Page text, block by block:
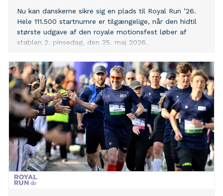
Nu kan danskerne sikre sig en plads til Royal Run ’26.
Hele 111.500 startnumre er tilgængelige, når den hidtil
største udgave af den royale motionsfest løber af
stablen 2. pinsedag, den 25. maj 2026.